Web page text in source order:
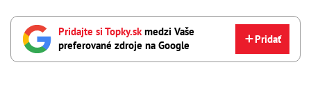
Pridajte si Topky.skmedzi Vaše
preferované zdroje na Google
Pridať